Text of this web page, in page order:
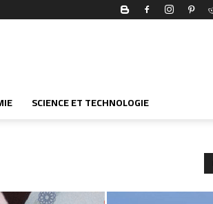
SCIENCE ET TECHNOLOGIE